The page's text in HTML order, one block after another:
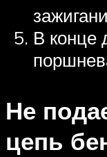
В конце
Не
цепь